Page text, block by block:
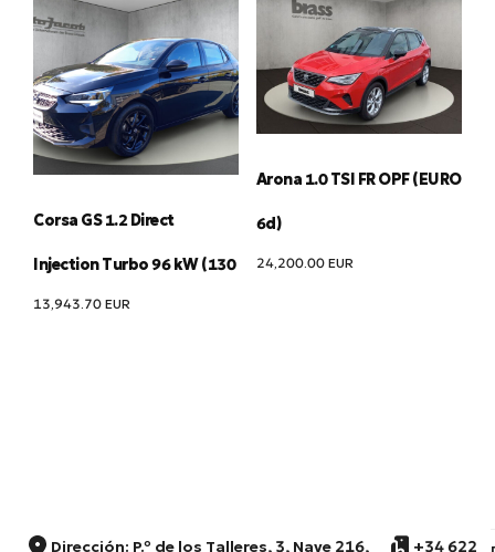
Corsa GS 1.2 Direct
Injection Turbo 96 kW (130
13,943.70 EUR
Arona 1.0 TSI FR OPF (EURO
6d)
24,200.00 EUR
Dirección: P.º de los Talleres, 3, Nave 216, +34 622